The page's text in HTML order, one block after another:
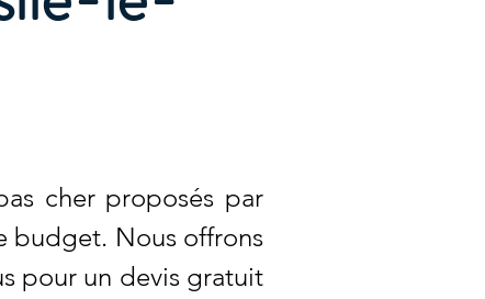
cher proposés par
budget. Nous offrons
pour un devis gratuit